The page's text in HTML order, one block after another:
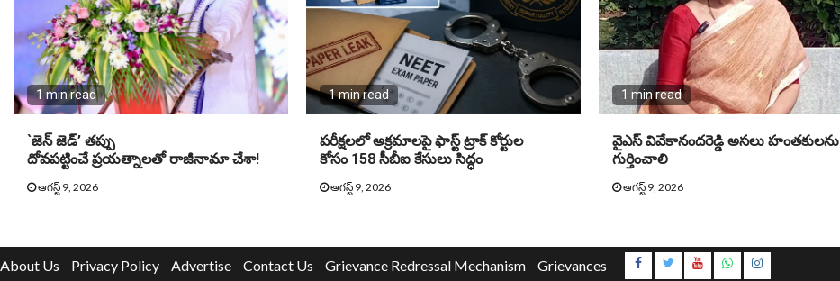
1 min read
`జెన్ జెడ్’ తప్పు
దోవపట్టించే ప్రయత్నాలతో రాజీనామా చేశా!
ఆగస్ట్ 9, 2026
1 min read
పరీక్షలలో అక్రమాలపై ఫాస్ట్ ట్రాక్ కోర్టుల
కోసం 158 సీబీఐ కేసులు సిద్ధం
ఆగస్ట్ 9, 2026
1 min read
వైఎస్‌ వివేకానందరెడ్డి అసలు హంతకులను
గుర్తించాలి
ఆగస్ట్ 9, 2026
About Us Privacy Policy Advertise Contact Us Grievance Redressal Mechanism Grievances Instagram